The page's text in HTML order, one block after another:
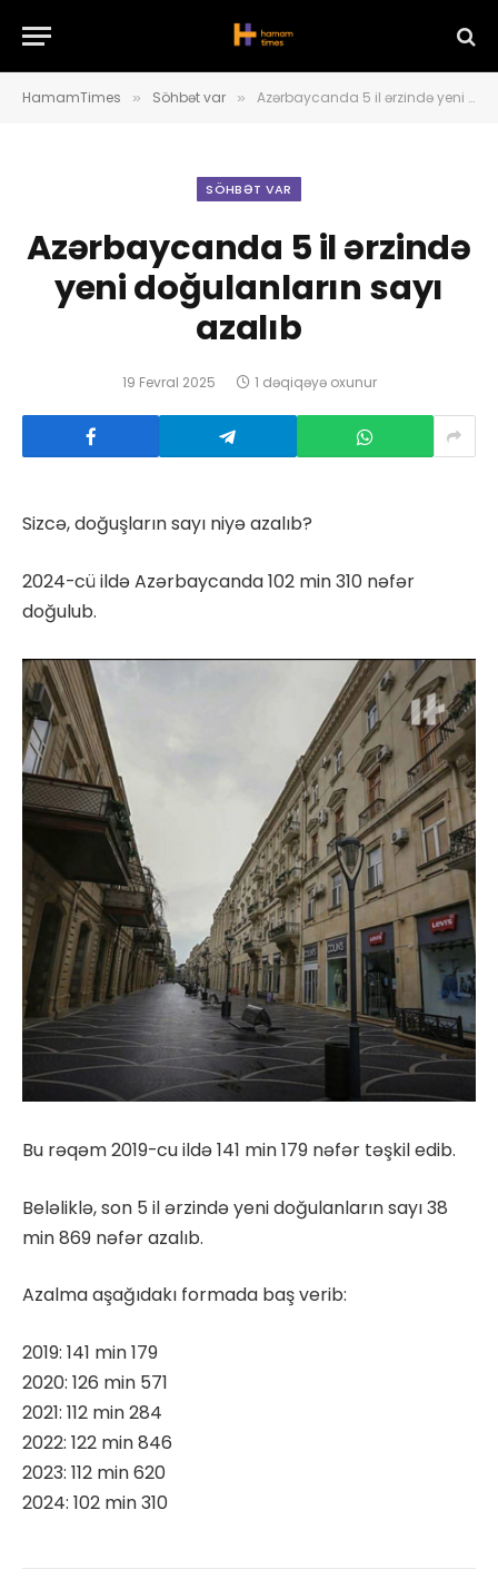
HamamTimes » Söhbət var » Azərbaycanda 5 il ərzində yeni doğulanların sayı azalıb
SÖHBƏT VAR
Azərbaycanda 5 il ərzində
yeni doğulanların sayı
azalıb
19 Fevral 2025 1 dəqiqəyə oxunur
Sizcə, doğuşların sayı niyə azalıb?
2024-cü ildə Azərbaycanda 102 min 310 nəfər
doğulub.
Bu rəqəm 2019-cu ildə 141 min 179 nəfər təşkil edib.
Beləliklə, son 5 il ərzində yeni doğulanların sayı 38
min 869 nəfər azalıb.
Azalma aşağıdakı formada baş verib:
2019: 141 min 179
2020: 126 min 571
2021: 112 min 284
2022: 122 min 846
2023: 112 min 620
2024: 102 min 310